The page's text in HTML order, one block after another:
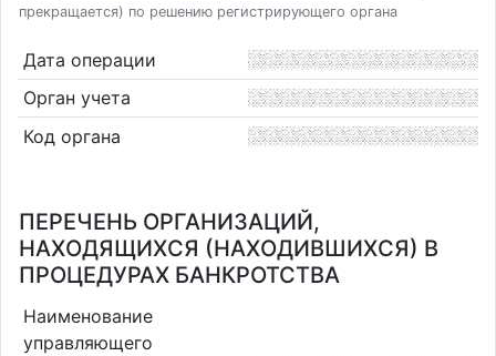
прекращается) по решению регистрирующего органа
Дата операции
Орган учета
Код органа
ПЕРЕЧЕНЬ ОРГАНИЗАЦИЙ,
НАХОДЯЩИХСЯ (НАХОДИВШИХСЯ) В
ПРОЦЕДУРАХ БАНКРОТСТВА
Наименование
управляющего